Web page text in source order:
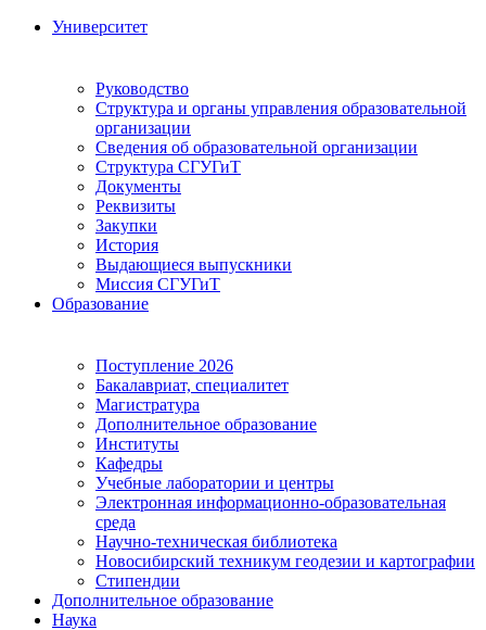
Университет
Руководство
Структура и органы управления образовательной
организации
Сведения об образовательной организации
Структура СГУГиТ
Документы
Реквизиты
Закупки
История
Выдающиеся выпускники
Миссия СГУГиТ
Образование
Поступление 2026
Бакалавриат, специалитет
Магистратура
Дополнительное образование
Институты
Кафедры
Учебные лаборатории и центры
Электронная информационно-образовательная
среда
Научно-техническая библиотека
Новосибирский техникум геодезии и картографии
Стипендии
Дополнительное образование
Наука